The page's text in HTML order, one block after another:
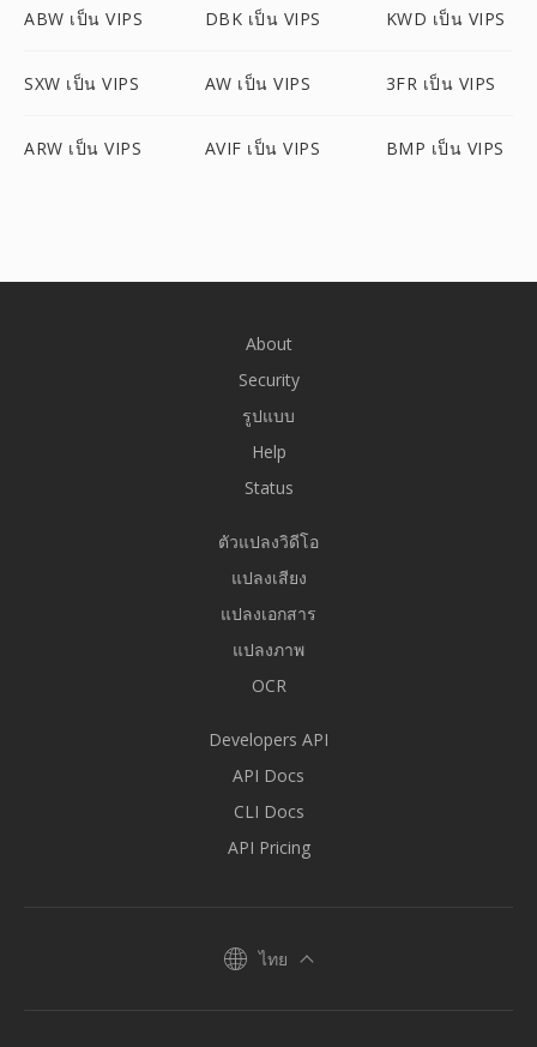
ABW เป็น VIPS DBK เป็น VIPS KWD เป็น VIPS
SXW เป็น VIPS AW เป็น VIPS 3FR เป็น VIPS
ARW เป็น VIPS AVIF เป็น VIPS BMP เป็น VIPS
About
Security
รูปแบบ
Help
Status
ตัวแปลงวิดีโอ
แปลงเสียง
แปลงเอกสาร
แปลงภาพ
OCR
Developers API
API Docs
CLI Docs
API Pricing
ไทย